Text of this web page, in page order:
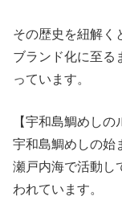
その歴史を紐解く
ブランド化に至る
っています。
【宇和島鯛めしの
宇和島鯛めしの始
瀬戸内海で活動し
われています。